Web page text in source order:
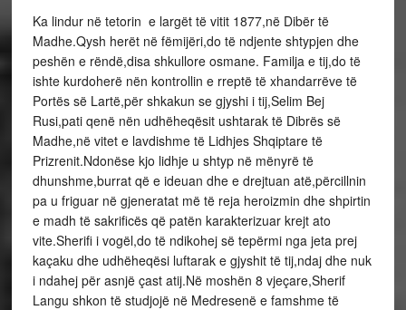
Ka lindur në tetorin e largët të vitit 1877,në Dibër të
Madhe.Qysh herët në fëmijëri,do të ndjente shtypjen dhe
peshën e rëndë,disa shkullore osmane. Familja e tij,do të
ishte kurdoherë nën kontrollin e rreptë të xhandarrëve të
Portës së Lartë,për shkakun se gjyshi i tij,Selim Bej
Rusi,pati qenë nën udhëheqësit ushtarak të Dibrës së
Madhe,në vitet e lavdishme të Lidhjes Shqiptare të
Prizrenit.Ndonëse kjo lidhje u shtyp në mënyrë të
dhunshme,burrat që e ideuan dhe e drejtuan atë,përcillnin
pa u friguar në gjeneratat më të reja heroizmin dhe shpirtin
e madh të sakrificës që patën karakterizuar krejt ato
vite.Sherifi i vogël,do të ndikohej së tepërmi nga jeta prej
kaçaku dhe udhëheqësi luftarak e gjyshit të tij,ndaj dhe nuk
i ndahej për asnjë çast atij.Në moshën 8 vjeçare,Sherif
Langu shkon të studjojë në Medresenë e famshme të